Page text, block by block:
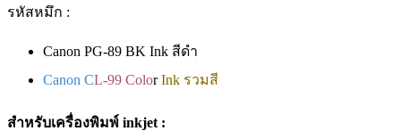
รหัสหมึก :
Canon PG-89 BK Ink สีดำ
Canon CL-99 ColorInk รวมสี
สำหรับเครื่องพิมพ์ inkjet :